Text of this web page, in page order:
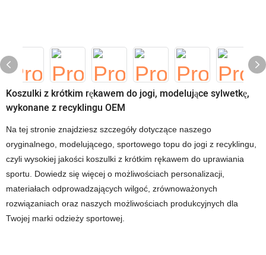
Koszulki z krótkim rękawem do jogi, modelujące sylwetkę,
wykonane z recyklingu OEM
Na tej stronie znajdziesz szczegóły dotyczące naszego
oryginalnego, modelującego, sportowego topu do jogi z recyklingu,
czyli wysokiej jakości koszulki z krótkim rękawem do uprawiania
sportu. Dowiedz się więcej o możliwościach personalizacji,
materiałach odprowadzających wilgoć, zrównoważonych
rozwiązaniach oraz naszych możliwościach produkcyjnych dla
Twojej marki odzieży sportowej.